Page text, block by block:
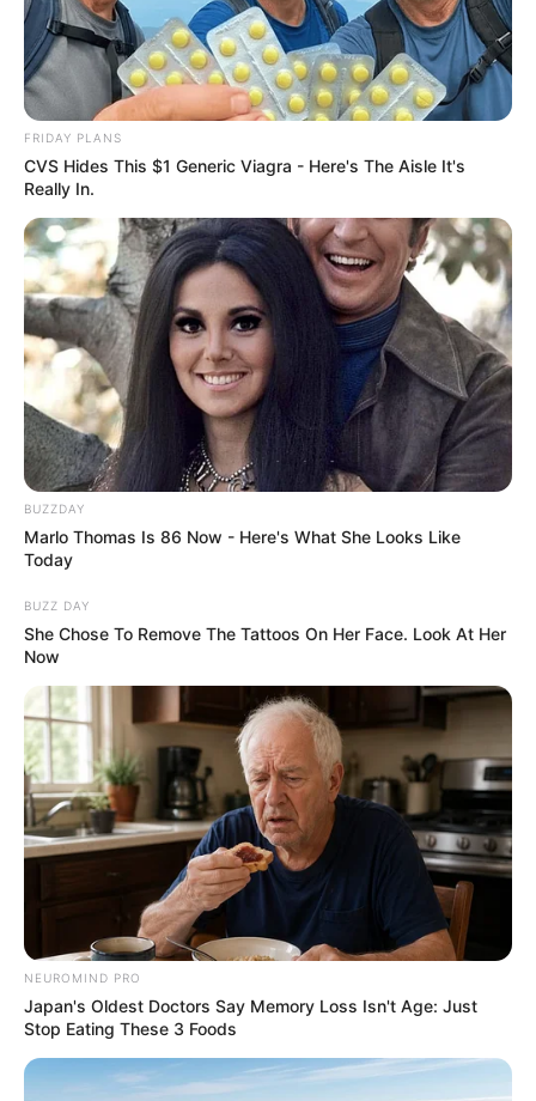
FRIDAY PLANS
CVS Hides This $1 Generic Viagra - Here's The Aisle It's
Really In.
BUZZDAY
Marlo Thomas Is 86 Now - Here's What She Looks Like
Today
BUZZ DAY
She Chose To Remove The Tattoos On Her Face. Look At Her
Now
NEUROMIND PRO
Japan's Oldest Doctors Say Memory Loss Isn't Age: Just
Stop Eating These 3 Foods